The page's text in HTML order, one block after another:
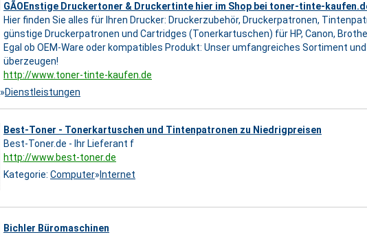
GÃOEnstige Druckertoner & Druckertinte hier im Shop bei toner-tinte-
Hier finden Sie alles für Ihren Drucker: Druckerzubehör, Druckerpatronen,
günstige Druckerpatronen und Cartridges (Tonerkartuschen) für HP, Canon,
Egal ob OEM-Ware oder kompatibles Produkt: Unser umfangreiches Sortiment
überzeugen!
http://www.toner-tinte-kaufen.de
»Dienstleistungen
Best-Toner - Tonerkartuschen und Tintenpatronen zu Niedrigpreisen
Best-Toner.de - Ihr Lieferant f
http://www.best-toner.de
Kategorie: Computer» Internet
Bichler Büromaschinen